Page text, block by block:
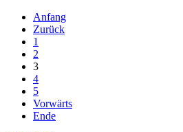
Anfang
Zurück
1
2
3
4
5
Vorwärts
Ende